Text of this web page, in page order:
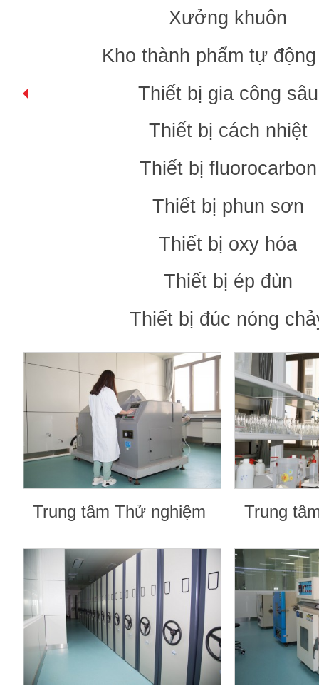
Xưởng khuôn
Kho thành phẩm tự
Thiết bị gia công sâu
Thiết bị cách nhiệt
Thiết bị fluorocarbon
Thiết bị phun sơn
Thiết bị oxy hóa
Thiết bị ép đùn
Thiết bị đúc nóng
Trung tâm Thử nghiệm Trung